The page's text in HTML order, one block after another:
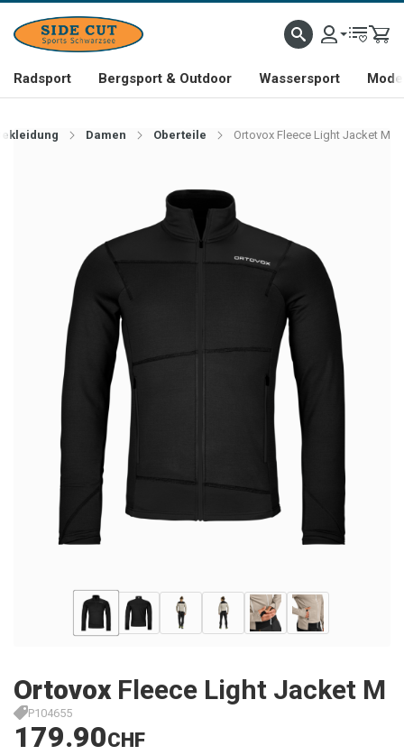
Radsport Bergsport & Outdoor Wassersport
Damen Oberteile Ortovox Fleece Light Jacket M
Ortovox Fleece Light Jacket M
P104655
179.90CHF